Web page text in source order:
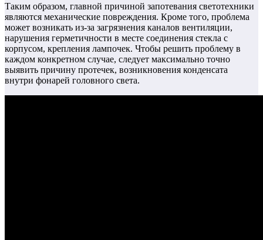
Таким образом, главной причиной запотевания светотехники
являются механические повреждения. Кроме того, проблема
может возникать из-за загрязнения каналов вентиляции,
нарушения герметичности в месте соединения стекла с
корпусом, крепления лампочек. Чтобы решить проблему в
каждом конкретном случае, следует максимально точно
выявить причину протечек, возникновения конденсата
внутри фонарей головного света.